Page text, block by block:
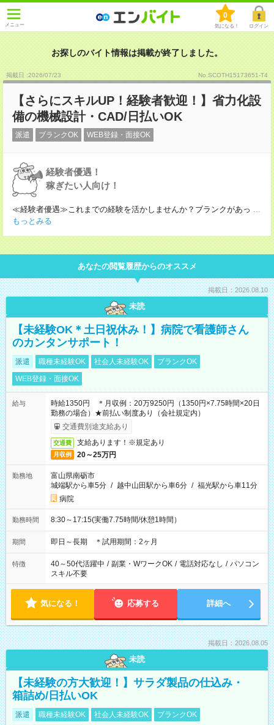
メニュー
0
気になる！ ログイン
お探しのバイト情報は掲載が終了しました。
掲載日 :2026/07/23 No.SCOTH15173651-T4
【さらにスキルUP！経験者歓迎！】省力化設
備の機械設計・CAD/日払いOK
派遣 ブランクOK WEB登録・面接OK
経験者優遇！
稼ぎたい人向け！
≪経験者優遇≫これまでの経験を活かしませんか？ブランクがあっ ...
もっとみる
あなたの閲覧履歴からのオススメ
掲載日：2026.08.10
未読
【未経験OK＊土日祝休み！】病院で看護師さん
のカンタンサポート！
派遣 職種未経験OK 社会人未経験OK
ブランクOK
WEB登録・面接OK
給与
時給1350円 ＊月収例：20万9250円（1350円×7.75時間×20日
勤務の場合）★前払い制度あり（会社規定内）
交通費別途支給あり
交通費 支給あります！※規定あり
月収例 20～25万円
勤務地
富山県南砺市
城端駅から車5分 / 越中山田駅から車6分 / 福光駅から車11分
病院
勤務時間 8:30～17:15(実働7.75時間/休憩1時間）
期間 即日～長期 ＊試用期間：2ヶ月
特徴 40～50代活躍中 / 副業・WワークOK / 電話対応なし / パソコン
スキル不要
気になる！ 応募する 詳細へ
掲載日：2026.08.05
未読
【未経験の方大歓迎！】サラダ製品の仕込み・
箱詰め/日払いOK
派遣 職種未経験OK 社会人未経験OK
ブランクOK